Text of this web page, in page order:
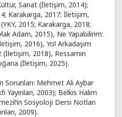
Sanat (İletişim, 2014);
Karakarga, 2017; İletişim,
2015; Karakarga, 2018;
Adam, 2015), Ne Yapabilirim:
2016), Yol Arkadaşım
(İletişim, 2018), Ressamın
(İletişim, 2025).
Sorunları: Mehmet Ali Aybar
Yayınları, 2003); Belkıs Halim
Sosyoloji Dersi Notları
2009).